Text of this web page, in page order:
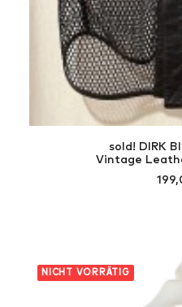
sold! DIRK
Vintage
NICHT VORRÄTIG